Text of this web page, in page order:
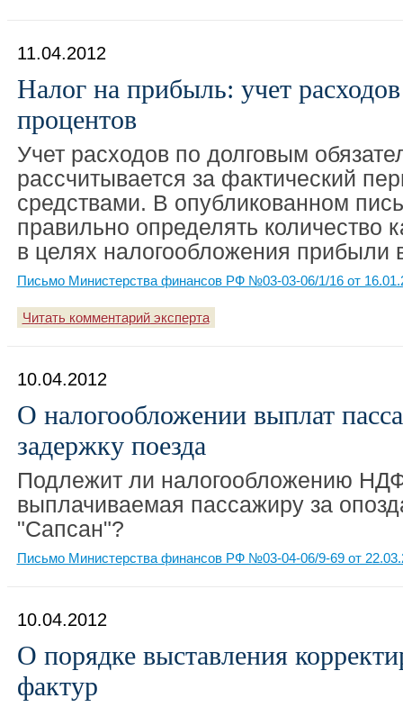
11.04.2012
Налог на прибыль: учет
процентов
Учет расходов по долговым
рассчитывается за фактический
средствами. В опубликованном
правильно определять количество
в целях налогообложения прибыли
Письмо Министерства финансов РФ №03-03-06/1/16 от
Читать комментарий эксперта
10.04.2012
О налогообложении выплат
задержку поезда
Подлежит ли налогообложению
выплачиваемая пассажиру за
"Сапсан"?
Письмо Министерства финансов РФ №03-04-06/9-69 от
10.04.2012
О порядке выставления
фактур